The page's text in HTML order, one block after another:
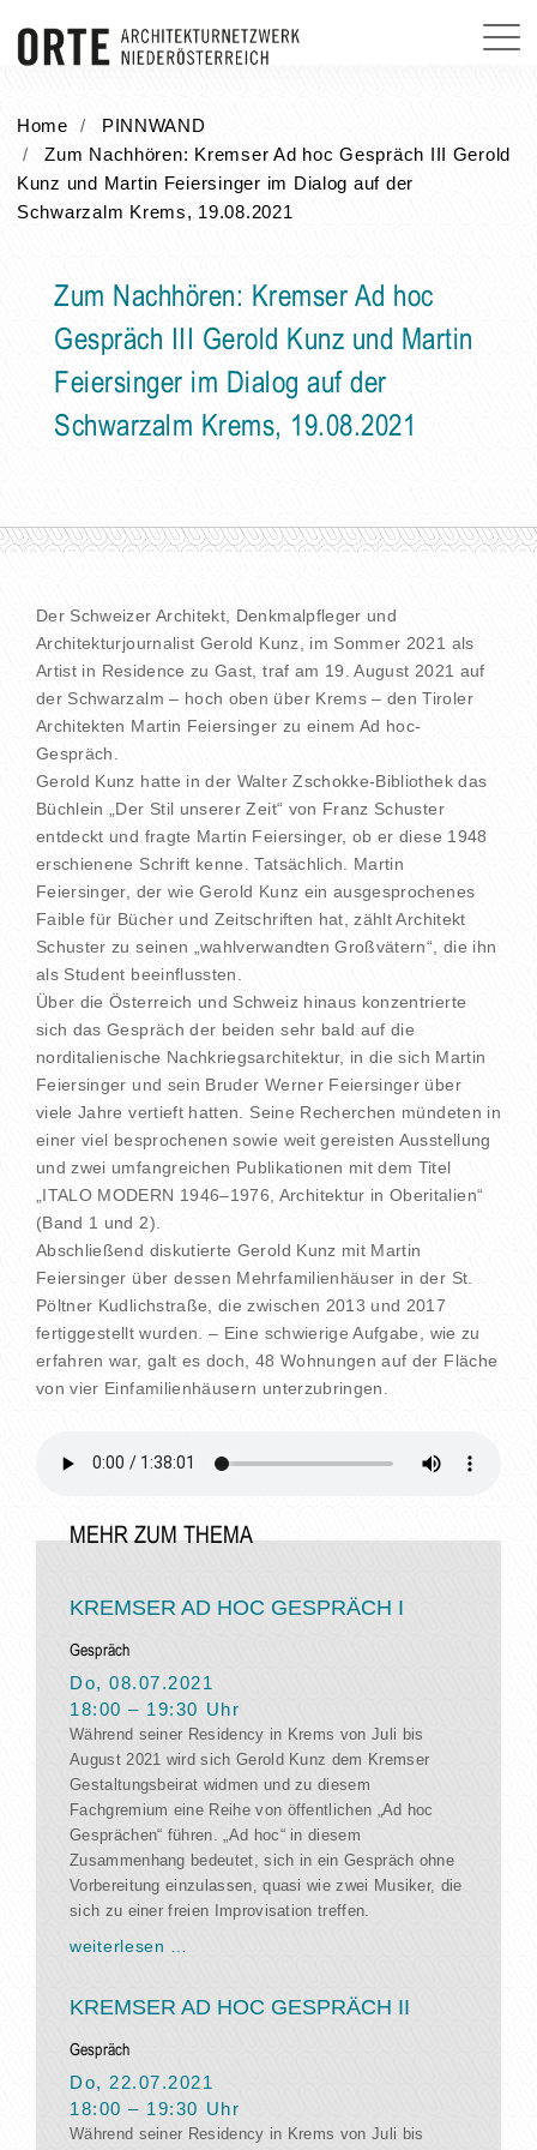
Home
PINNWAND
Zum Nachhören: Kremser Ad hoc Gespräch III Gerold
Kunz und Martin Feiersinger im Dialog auf der
Schwarzalm Krems, 19.08.2021
Zum Nachhören: Kremser Ad hoc
Gespräch III Gerold Kunz und Martin
Feiersinger im Dialog auf der
Schwarzalm Krems, 19.08.2021
Der Schweizer Architekt, Denkmalpfleger und
Architekturjournalist Gerold Kunz, im Sommer 2021 als
Artist in Residence zu Gast, traf am 19. August 2021 auf
der Schwarzalm – hoch oben über Krems – den Tiroler
Architekten Martin Feiersinger zu einem Ad hoc-
Gespräch.
Gerold Kunz hatte in der Walter Zschokke-Bibliothek das
Büchlein „Der Stil unserer Zeit“ von Franz Schuster
entdeckt und fragte Martin Feiersinger, ob er diese 1948
erschienene Schrift kenne. Tatsächlich. Martin
Feiersinger, der wie Gerold Kunz ein ausgesprochenes
Faible für Bücher und Zeitschriften hat, zählt Architekt
Schuster zu seinen „wahlverwandten Großvätern“, die ihn
als Student beeinflussten.
Über die Österreich und Schweiz hinaus konzentrierte
sich das Gespräch der beiden sehr bald auf die
norditalienische Nachkriegsarchitektur, in die sich Martin
Feiersinger und sein Bruder Werner Feiersinger über
viele Jahre vertieft hatten. Seine Recherchen mündeten in
einer viel besprochenen sowie weit gereisten Ausstellung
und zwei umfangreichen Publikationen mit dem Titel
„ITALO MODERN 1946–1976, Architektur in Oberitalien“
(Band 1 und 2).
Abschließend diskutierte Gerold Kunz mit Martin
Feiersinger über dessen Mehrfamilienhäuser in der St.
Pöltner Kudlichstraße, die zwischen 2013 und 2017
fertiggestellt wurden. – Eine schwierige Aufgabe, wie zu
erfahren war, galt es doch, 48 Wohnungen auf der Fläche
von vier Einfamilienhäusern unterzubringen.
MEHR ZUM THEMA
KREMSER AD HOC GESPRÄCH I
Gespräch
Do, 08.07.2021
18:00 – 19:30 Uhr
Während seiner Residency in Krems von Juli bis
August 2021 wird sich Gerold Kunz dem Kremser
Gestaltungsbeirat widmen und zu diesem
Fachgremium eine Reihe von öffentlichen „Ad hoc
Gesprächen“ führen. „Ad hoc“ in diesem
Zusammenhang bedeutet, sich in ein Gespräch ohne
Vorbereitung einzulassen, quasi wie zwei Musiker, die
sich zu einer freien Improvisation treffen.
weiterlesen …
KREMSER AD HOC GESPRÄCH II
Gespräch
Do, 22.07.2021
18:00 – 19:30 Uhr
Während seiner Residency in Krems von Juli bis